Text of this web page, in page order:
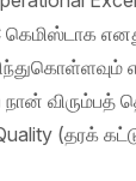
கெமிஸ்டாக
விரும்பத்
(தரக்